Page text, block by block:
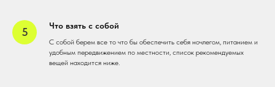
Что взять с собой
С собой берем все то что бы обеспечить себя ночлегом, питанием и
удобным передвижением по местности, список рекомендуемых
вещей находится ниже.